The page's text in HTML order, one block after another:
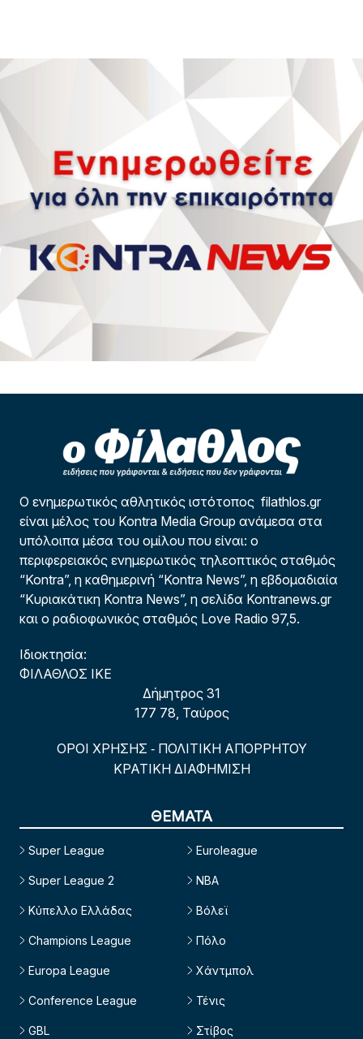
Ο ενημερωτικός αθλητικός ιστότοπος filathlos.gr
είναι μέλος του Kontra Media Group ανάμεσα στα
υπόλοιπα μέσα του ομίλου που είναι: ο
περιφερειακός ενημερωτικός τηλεοπτικός σταθμός
“Kontra”, η καθημερινή “Kontra News”, η εβδομαδιαία
“Κυριακάτικη Kontra News”, η σελίδα Kontranews.gr
και ο ραδιοφωνικός σταθμός Love Radio 97,5.
Ιδιοκτησία:
ΦΙΛΑΘΛΟΣ ΙΚΕ
Δήμητρος 31
177 78, Ταύρος
ΟΡΟΙ ΧΡΗΣΗΣ - ΠΟΛΙΤΙΚΗ ΑΠΟΡΡΗΤΟΥ
ΚΡΑΤΙΚΗ ΔΙΑΦΗΜΙΣΗ
ΘΕΜΑΤΑ
Super League
Super League 2
Κύπελλο Ελλάδας
Champions League
Europa League
Conference League
GBL
Euroleague
NBA
Βόλεϊ
Πόλο
Χάντμπολ
Τένις
Στίβος